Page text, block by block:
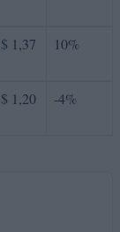
$ 1,37 10%
$ 1,20 -4%